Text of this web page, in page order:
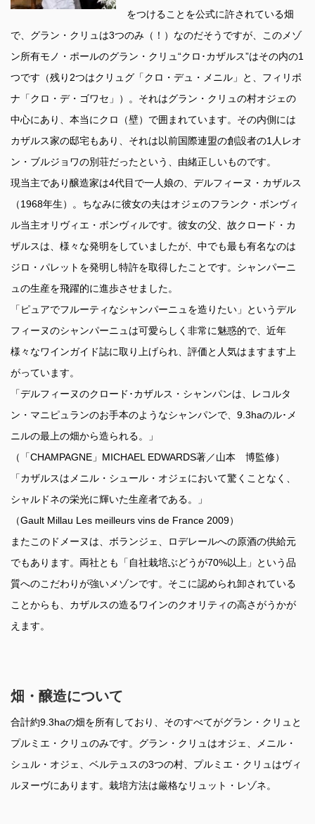
をつけることを公式に許されている畑
で、グラン・クリュは3つのみ（！）なのだそうですが、このメゾ
ン所有モノ・ポールのグラン・クリュ“クロ･カザルス”はその内の1
つです（残り2つはクリュグ「クロ・デュ・メニル」と、フィリポ
ナ「クロ・デ・ゴワセ」）。それはグラン・クリュの村オジェの
中心にあり、本当にクロ（壁）で囲まれています。その内側には
カザルス家の邸宅もあり、それは以前国際連盟の創設者の1人レオ
ン・ブルジョワの別荘だったという、由緒正しいものです。
現当主であり醸造家は4代目で一人娘の、デルフィーヌ・カザルス
（1968年生）。ちなみに彼女の夫はオジェのフランク・ボンヴィ
ル当主オリヴィエ・ボンヴィルです。彼女の父、故クロード・カ
ザルスは、様々な発明をしていましたが、中でも最も有名なのは
ジロ・パレットを発明し特許を取得したことです。シャンパーニ
ュの生産を飛躍的に進歩させました。
「ピュアでフルーティなシャンパーニュを造りたい」というデル
フィーヌのシャンパーニュは可愛らしく非常に魅惑的で、近年
様々なワインガイド誌に取り上げられ、評価と人気はますます上
がっています。
「デルフィーヌのクロード･カザルス・シャンパンは、レコルタ
ン・マニピュランのお手本のようなシャンパンで、9.3haのル･メ
ニルの最上の畑から造られる。」
（「CHAMPAGNE」MICHAEL EDWARDS著／山本 博監修）
「カザルスはメニル・シュール・オジェにおいて驚くことなく、
シャルドネの栄光に輝いた生産者である。」
（Gault Millau Les meilleurs vins de France 2009）
またこのドメーヌは、ボランジェ、ロデレールへの原酒の供給元
でもあります。両社とも「自社栽培ぶどうが70%以上」という品
質へのこだわりが強いメゾンです。そこに認められ卸されている
ことからも、カザルスの造るワインのクオリティの高さがうかが
えます。
畑・醸造について
合計約9.3haの畑を所有しており、そのすべてがグラン・クリュと
プルミエ・クリュのみです。グラン・クリュはオジェ、メニル・
シュル・オジェ、ベルテュスの3つの村、プルミエ・クリュはヴィ
ルヌーヴにあります。栽培方法は厳格なリュット・レゾネ。